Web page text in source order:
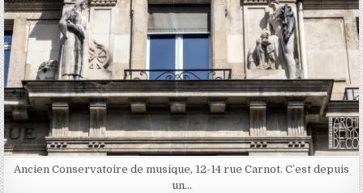
Ancien Conservatoire de musique, 12-14 rue Carnot. C’est depuis
un…